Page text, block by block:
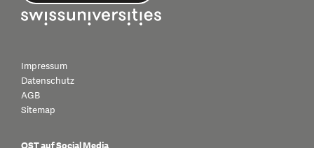
Impressum
Datenschutz
AGB
Sitemap